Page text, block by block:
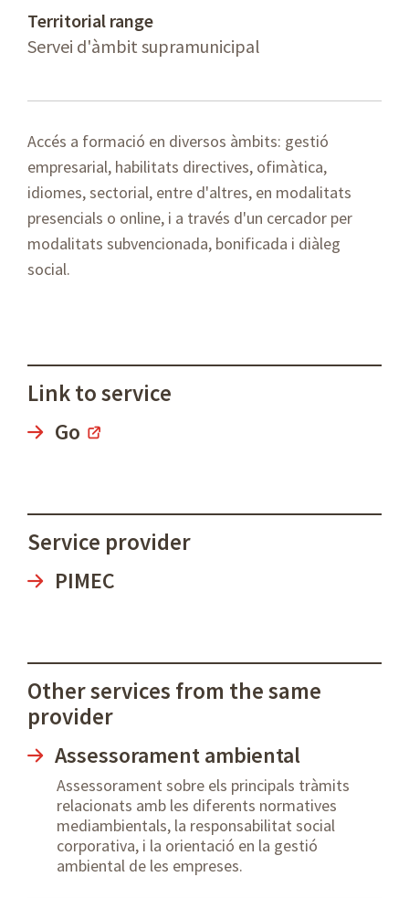
Territorial range
Servei d'àmbit supramunicipal
Accés a formació en diversos àmbits: gestió
empresarial, habilitats directives, ofimàtica,
idiomes, sectorial, entre d'altres, en modalitats
presencials o online, i a través d'un cercador per
modalitats subvencionada, bonificada i diàleg
social.
Link to service
Go
Service provider
PIMEC
Other services from the same
provider
Assessorament ambiental
Assessorament sobre els principals tràmits
relacionats amb les diferents normatives
mediambientals, la responsabilitat social
corporativa, i la orientació en la gestió
ambiental de les empreses.